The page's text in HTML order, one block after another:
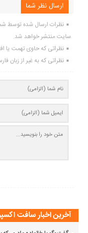
ارسال نظر شما
نظرات ارسال شده توسط
سایت منتشر خواهد شد.
نظراتی که حاوی تهمت یا
نظراتی که به غیر از زبان
آخرین اخبار سافت